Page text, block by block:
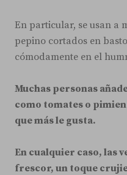
En particular, se usan a
pepino cortados en
cómodamente en el
Muchas personas
como tomates o
que más le gusta.
En cualquier caso, las
frescor, un toque